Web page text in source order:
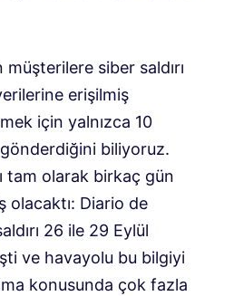
siber saldırı
erişilmiş
için yalnızca 10
gönderdiğini biliyoruz.
tam olarak birkaç gün
olacaktı: Diario de
26 ile 29 Eylül
ve havayolu bu bilgiyi
konusunda çok fazla